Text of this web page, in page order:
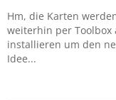
Hm, die Karten
weiterhin per Toolbox
installieren um den
Idee...